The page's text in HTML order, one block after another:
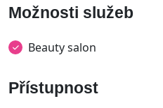
Možnosti služeb
Beauty salon
Přístupnost